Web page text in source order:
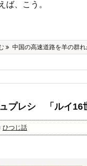
ば、こう。
中国の高速道路を羊の群
プレシ 「ルイ16
ひつじ話